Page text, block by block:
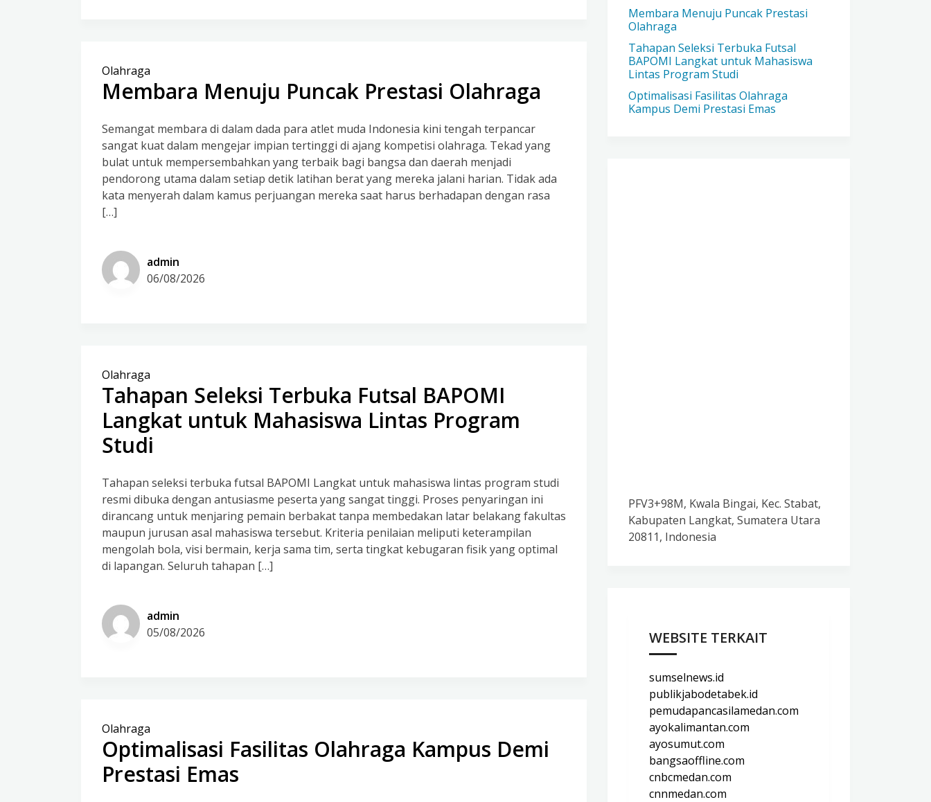
Olahraga
Membara Menuju Puncak Prestasi Olahraga
Semangat membara di dalam dada para atlet muda Indonesia kini tengah terpancar
sangat kuat dalam mengejar impian tertinggi di ajang kompetisi olahraga. Tekad yang
bulat untuk mempersembahkan yang terbaik bagi bangsa dan daerah menjadi
pendorong utama dalam setiap detik latihan berat yang mereka jalani harian. Tidak ada
kata menyerah dalam kamus perjuangan mereka saat harus berhadapan dengan rasa
[…]
admin
06/08/2026
Olahraga
Tahapan Seleksi Terbuka Futsal BAPOMI
Langkat untuk Mahasiswa Lintas Program
Studi
Tahapan seleksi terbuka futsal BAPOMI Langkat untuk mahasiswa lintas program studi
resmi dibuka dengan antusiasme peserta yang sangat tinggi. Proses penyaringan ini
dirancang untuk menjaring pemain berbakat tanpa membedakan latar belakang fakultas
maupun jurusan asal mahasiswa tersebut. Kriteria penilaian meliputi keterampilan
mengolah bola, visi bermain, kerja sama tim, serta tingkat kebugaran fisik yang optimal
di lapangan. Seluruh tahapan […]
admin
05/08/2026
Olahraga
Optimalisasi Fasilitas Olahraga Kampus Demi
Prestasi Emas
Membara Menuju Puncak Prestasi
Olahraga
Tahapan Seleksi Terbuka Futsal
BAPOMI Langkat untuk Mahasiswa
Lintas Program Studi
Optimalisasi Fasilitas Olahraga
Kampus Demi Prestasi Emas
PFV3+98M, Kwala Bingai, Kec. Stabat,
Kabupaten Langkat, Sumatera Utara
20811, Indonesia
WEBSITE TERKAIT
sumselnews.id
publikjabodetabek.id
pemudapancasilamedan.com
ayokalimantan.com
ayosumut.com
bangsaoffline.com
cnbcmedan.com
cnnmedan.com